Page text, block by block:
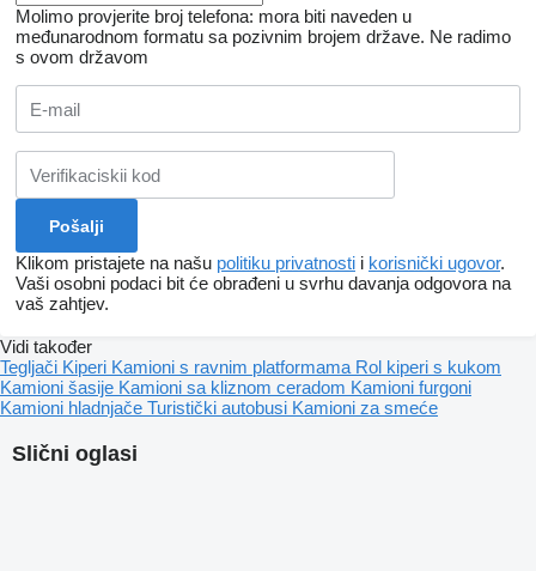
Molimo provjerite broj telefona: mora biti naveden u
međunarodnom formatu sa pozivnim brojem države. Ne radimo
s ovom državom
Klikom pristajete na našu politiku privatnosti i korisnički ugovor.
Vaši osobni podaci bit će obrađeni u svrhu davanja odgovora na
vaš zahtjev.
Slični oglasi
Vidi također
Tegljači Kiperi Kamioni s ravnim platformama Rol kiperi s kukom
Kamioni šasije Kamioni sa kliznom ceradom Kamioni furgoni
Kamioni hladnjače Turistički autobusi Kamioni za smeće